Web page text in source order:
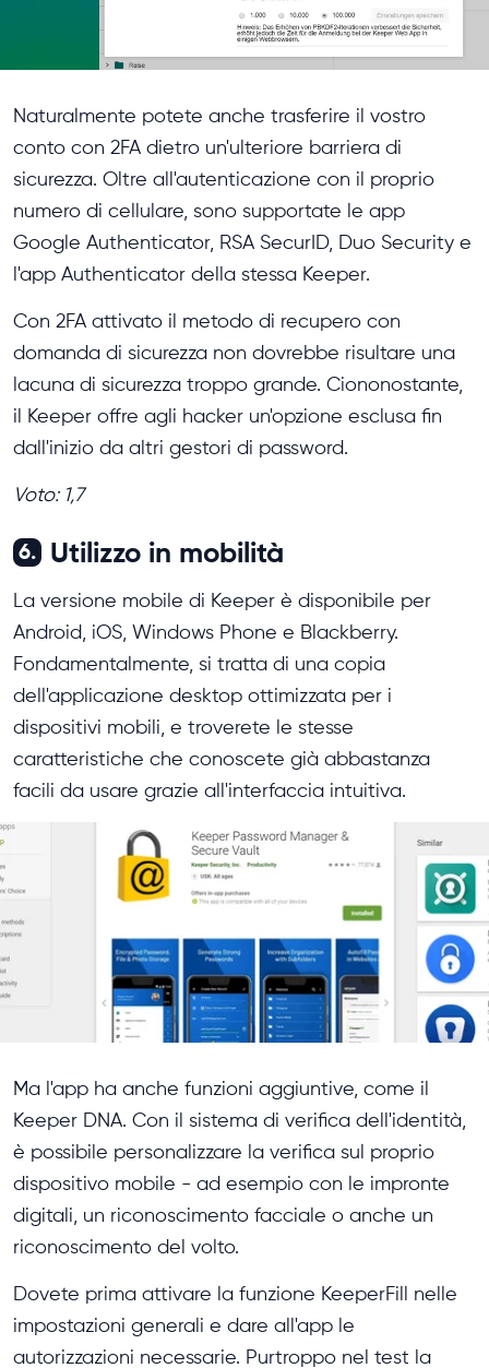
Naturalmente potete anche trasferire il vostro
conto con 2FA dietro un'ulteriore barriera di
sicurezza. Oltre all'autenticazione con il proprio
numero di cellulare, sono supportate le app
Google Authenticator, RSA SecurID, Duo Security e
l'app Authenticator della stessa Keeper.
Con 2FA attivato il metodo di recupero con
domanda di sicurezza non dovrebbe risultare una
lacuna di sicurezza troppo grande. Ciononostante,
il Keeper offre agli hacker un'opzione esclusa fin
dall'inizio da altri gestori di password.
Voto: 1,7
6. Utilizzo in mobilità
La versione mobile di Keeper è disponibile per
Android, iOS, Windows Phone e Blackberry.
Fondamentalmente, si tratta di una copia
dell'applicazione desktop ottimizzata per i
dispositivi mobili, e troverete le stesse
caratteristiche che conoscete già abbastanza
facili da usare grazie all'interfaccia intuitiva.
Ma l'app ha anche funzioni aggiuntive, come il
Keeper DNA. Con il sistema di verifica dell'identità,
è possibile personalizzare la verifica sul proprio
dispositivo mobile - ad esempio con le impronte
digitali, un riconoscimento facciale o anche un
riconoscimento del volto.
Dovete prima attivare la funzione KeeperFill nelle
impostazioni generali e dare all'app le
autorizzazioni necessarie. Purtroppo nel test la